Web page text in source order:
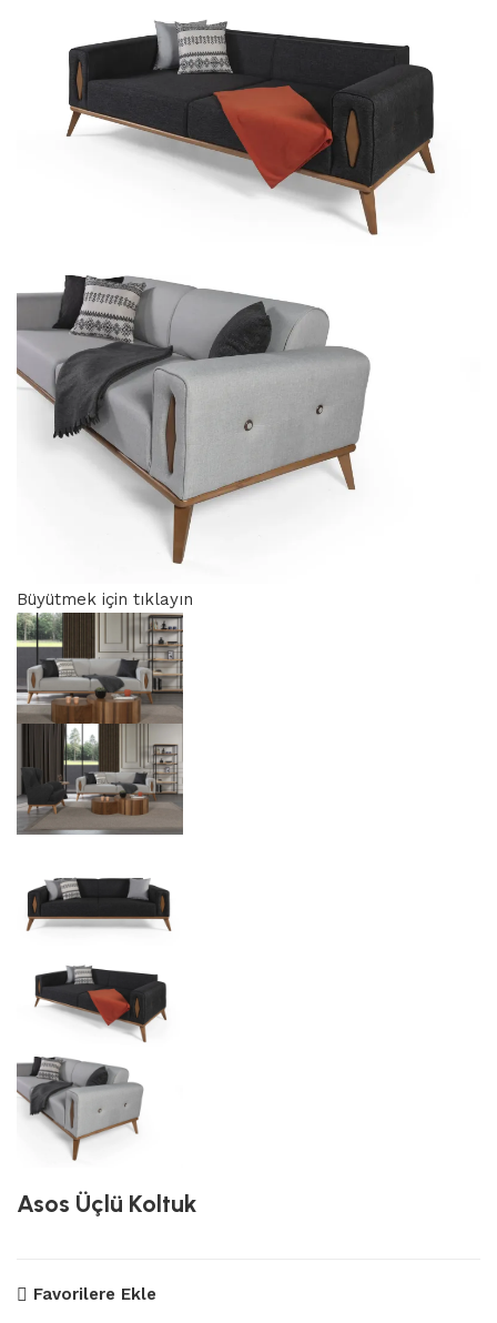
Büyütmek için tıklayın
Asos Üçlü Koltuk
Favorilere Ekle